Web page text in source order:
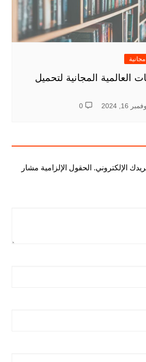
العالمية المجانية لتحميل
16, 2024
0
الإلكتروني. الحقول الإلزامية مشار